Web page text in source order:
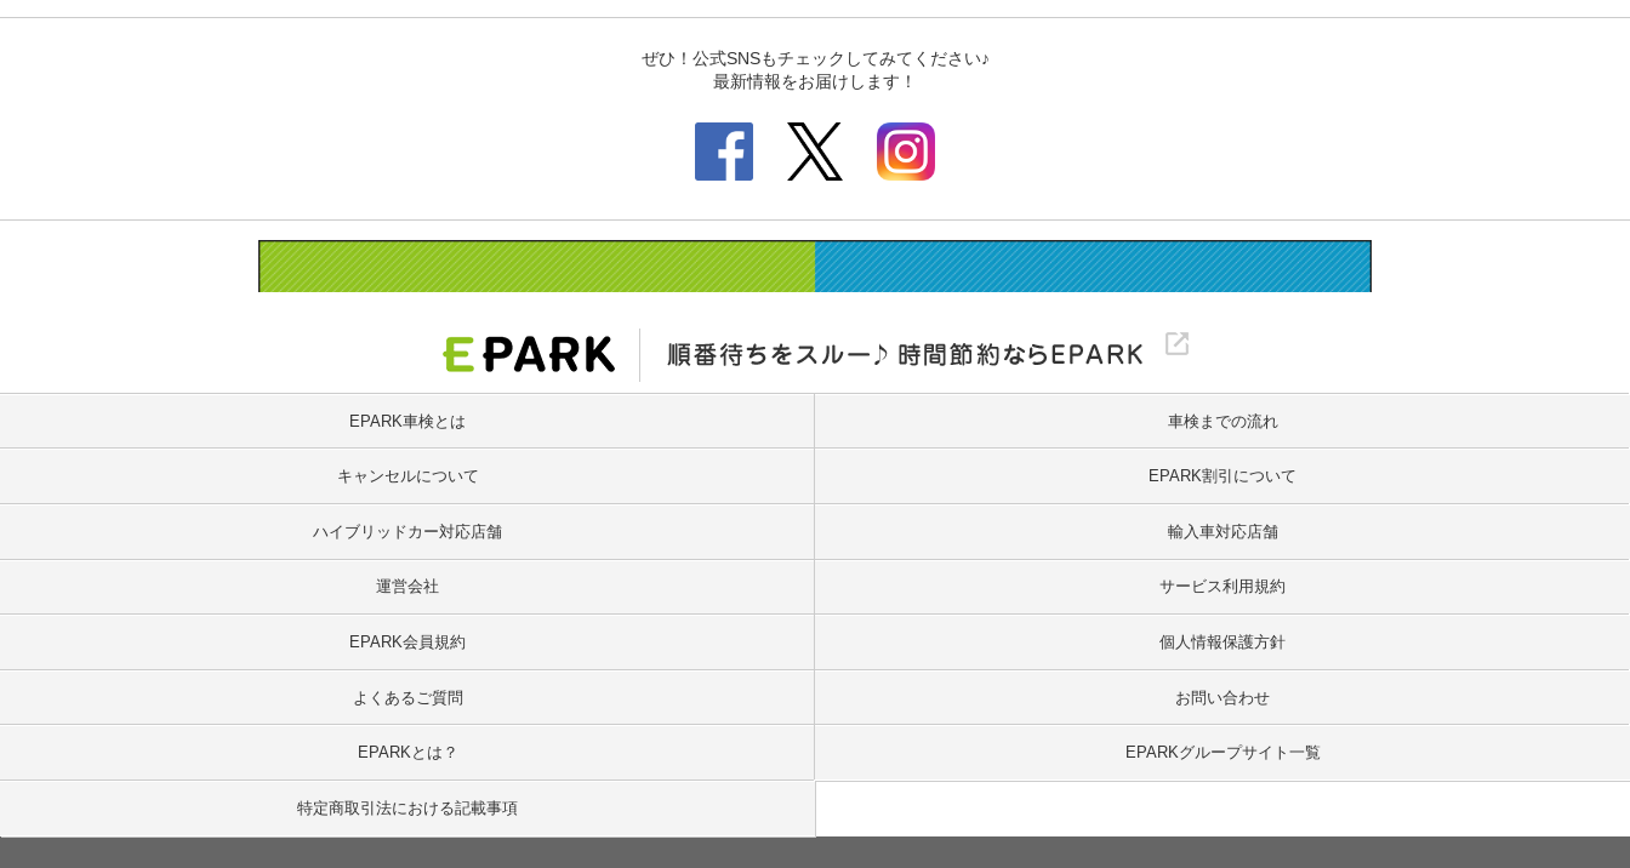
EPARK車検とは 車検までの流れ
キャンセルについて EPARK割引について
ハイブリッドカー対応店舗 輸入車対応店舗
運営会社 サービス利用規約
EPARK会員規約 個人情報保護方針
よくあるご質問 お問い合わせ
EPARKとは？ EPARKグループサイト一覧
特定商取引法における記載事項